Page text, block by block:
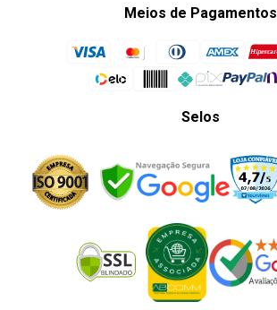
Meios de Pagamentos
Selos